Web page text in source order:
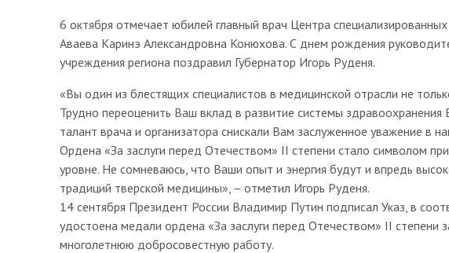
6 октября отмечает юбилей главный врач Центра
Аваева Каринэ Александровна Конюхова. С днем рождения
учреждения региона поздравил Губернатор Игорь Руденя.
«Вы один из блестящих специалистов в медицинской отрасли не
Трудно переоценить Ваш вклад в развитие системы
талант врача и организатора снискали Вам заслуженное уважение в
Ордена «За заслуги перед Отечеством» II степени стало символом
уровне. Не сомневаюсь, что Ваши опыт и энергия будут и впредь
традиций тверской медицины», – отметил Игорь Руденя.
14 сентября Президент России Владимир Путин подписал Указ, в
удостоена медали ордена «За заслуги перед Отечеством» II степени
многолетнюю добросовестную работу.